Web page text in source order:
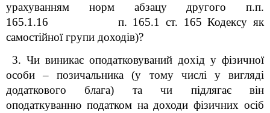
урахуванням норм абзацу другого п.п.
165.1.16 п. 165.1 ст. 165 Кодексу як
самостійної групи доходів)?
3. Чи виникає оподатковуваний дохід у фізичної
особи – позичальника (у тому числі у вигляді
додаткового блага) та чи підлягає він
оподаткуванню податком на доходи фізичних осіб